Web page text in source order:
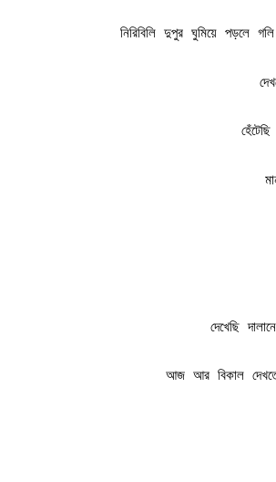
নিরিবিলি দুপুর ঘুমিয়ে পড়লে
দেখেছি
আজ আর বিকাল